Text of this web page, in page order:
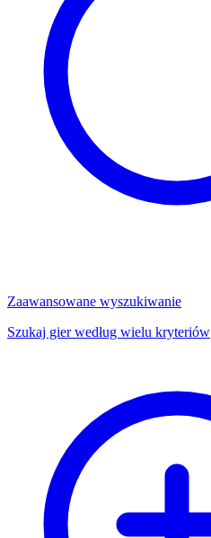
Zaawansowane wyszukiwanie
Szukaj gier według wielu kryteriów